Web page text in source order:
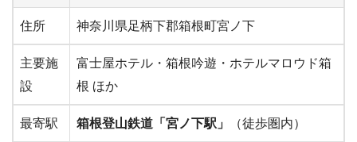
住所 神奈川県足柄下郡箱根町宮ノ下
主要施
設
富士屋ホテル・箱根吟遊・ホテルマロウド箱
根 ほか
最寄駅 箱根登山鉄道「宮ノ下駅」 （徒歩圏内）